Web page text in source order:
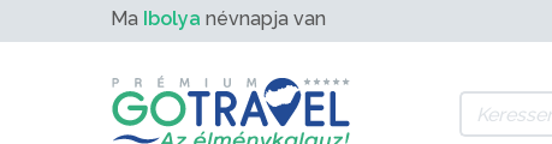
Ma Ibolya névnapja van